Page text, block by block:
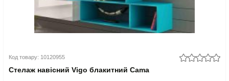
Код товару: 10120955
Стелаж навісний Vigo блакитний Cama